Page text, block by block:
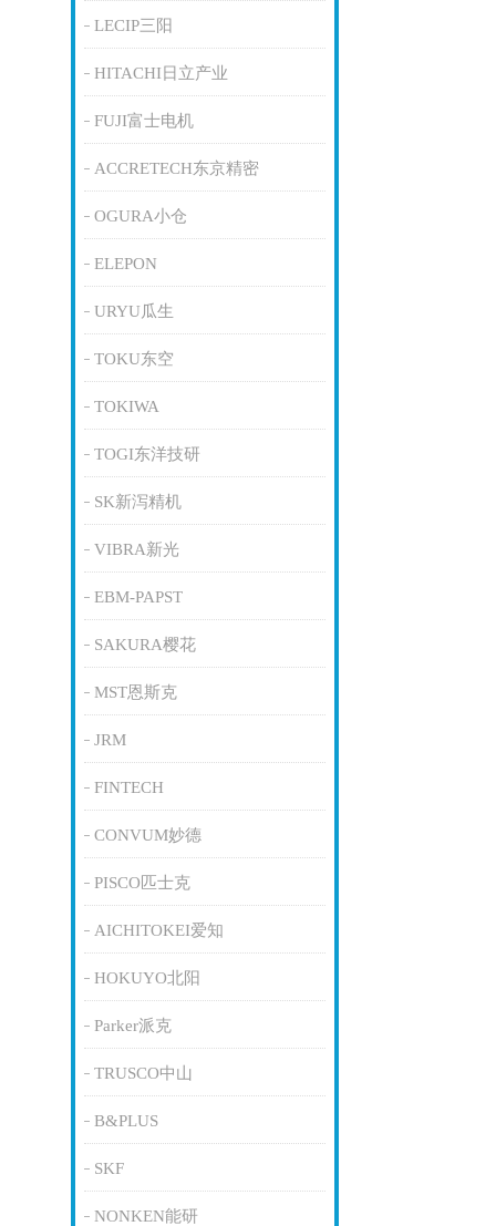
LECIP三阳
HITACHI日立产业
FUJI富士电机
ACCRETECH东京精密
OGURA小仓
ELEPON
URYU瓜生
TOKU东空
TOKIWA
TOGI东洋技研
SK新泻精机
VIBRA新光
EBM-PAPST
SAKURA樱花
MST恩斯克
JRM
FINTECH
CONVUM妙德
PISCO匹士克
AICHITOKEI爱知
HOKUYO北阳
Parker派克
TRUSCO中山
B&PLUS
SKF
NONKEN能研